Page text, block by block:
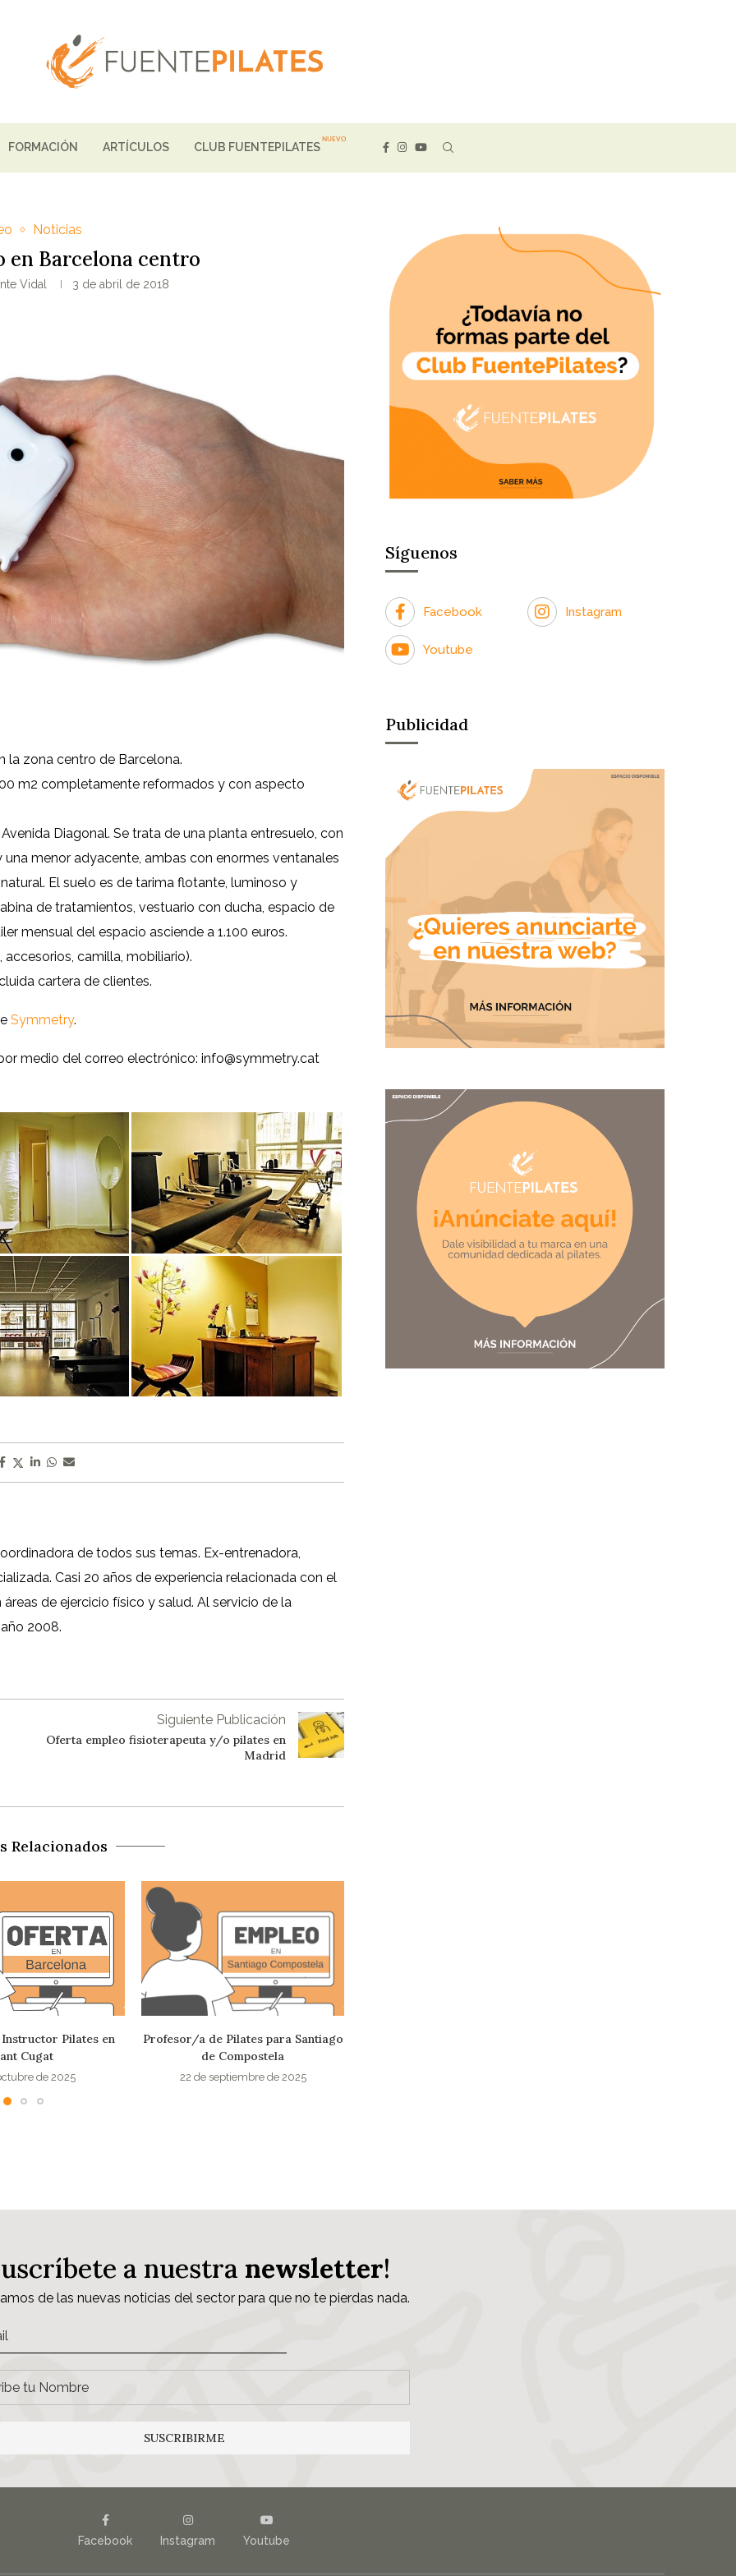
FORMACIÓN ARTÍCULOS CLUB FUENTEPILATES
Noticias
en Barcelona centro
Vidal 3 de abril de 2018
la zona centro de Barcelona.
m2 completamente reformados y con aspecto
Diagonal. Se trata de una planta entresuelo, con
menor adyacente, ambas con enormes ventanales
El suelo es de tarima flotante, luminoso y
de tratamientos, vestuario con ducha, espacio de
mensual del espacio asciende a 1.100 euros.
camilla, mobiliario).
cartera de clientes.
Symmetry.
medio del correo electrónico: info@symmetry.cat
de todos sus temas. Ex-entrenadora,
Casi 20 años de experiencia relacionada con el
de ejercicio físico y salud. Al servicio de la
2008.
Siguiente Publicación
Oferta empleo fisioterapeuta y/o pilates en
Madrid
Relacionados
para Santiago
de 2025
Oferta empleo pilates en Alpedrete
11 de septiembre de 2025
Síguenos
Facebook Instagram
Youtube
Publicidad
a nuestra newsletter!
de las nuevas noticias del sector para que no te pierdas nada.
SUSCRIBIRME
Facebook Instagram Youtube